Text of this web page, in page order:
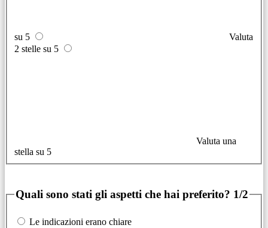
su 5
Valuta
2 stelle su 5
Valuta una
stella su 5
Quali sono stati gli aspetti che hai preferito? 1/2
Le indicazioni erano chiare